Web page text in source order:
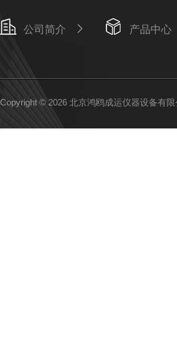
公司简介 产品中心
Copyright © 2026 北京鸿鸥成运仪器设备有